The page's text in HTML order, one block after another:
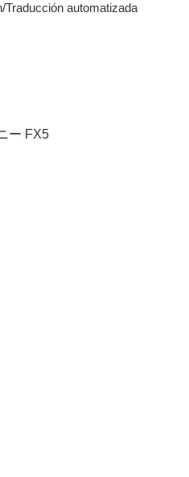
Traducción automatizada
ー FX5